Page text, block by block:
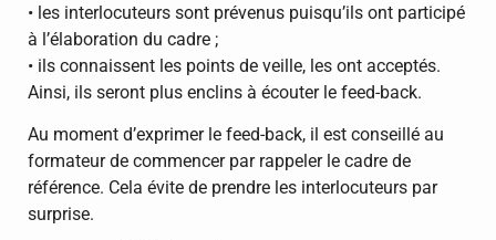
• les interlocuteurs sont prévenus puisqu’ils ont participé
à l’élaboration du cadre ;
• ils connaissent les points de veille, les ont acceptés.
Ainsi, ils seront plus enclins à écouter le feed-back.
Au moment d’exprimer le feed-back, il est conseillé au
formateur de commencer par rappeler le cadre de
référence. Cela évite de prendre les interlocuteurs par
surprise.